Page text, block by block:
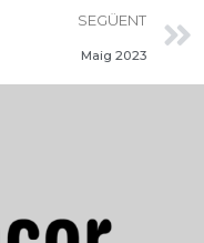
SEGÜENT
Maig 2023